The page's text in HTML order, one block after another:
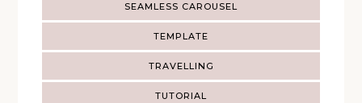
SEAMLESS CAROUSEL
TEMPLATE
TRAVELLING
TUTORIAL